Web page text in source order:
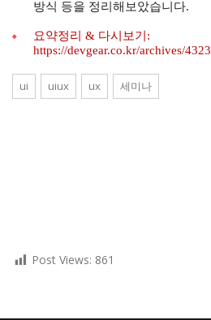
방식 등을 정리해보았습니다.
요약정리 & 다시보기:
https://devgear.co.kr/archives/4323
ui uiux ux 세미나
Post Views: 861